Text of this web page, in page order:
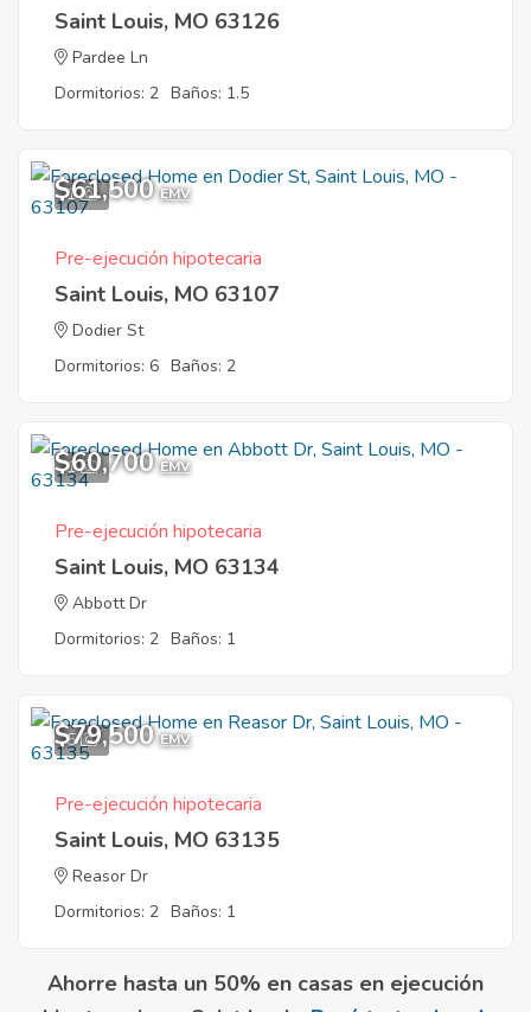
Saint Louis, MO 63126
Pardee Ln
Dormitorios: 2 Baños: 1.5
1
$61,500 EMV
Pre-ejecución hipotecaria
Saint Louis, MO 63107
Dodier St
Dormitorios: 6 Baños: 2
1
$60,700 EMV
Pre-ejecución hipotecaria
Saint Louis, MO 63134
Abbott Dr
Dormitorios: 2 Baños: 1
5
$79,500 EMV
Pre-ejecución hipotecaria
Saint Louis, MO 63135
Reasor Dr
Dormitorios: 2 Baños: 1
Ahorre hasta un 50% en casas en ejecución